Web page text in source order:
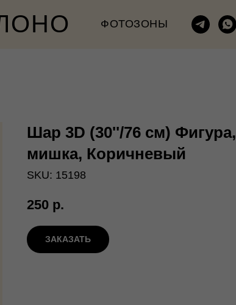
ФОТОЗОНЫ
Шар 3D (30''/76 см)
мишка, Коричневый
SKU: 15198
250 р.
ЗАКАЗАТЬ